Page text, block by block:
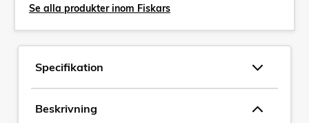
Se alla produkter inom Fiskars
Specifikation
Beskrivning